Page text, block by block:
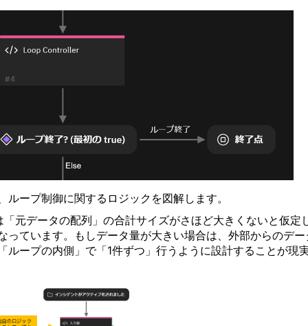
ループ制御に関するロジックを図解します。
「元データの配列」の合計サイズがさほど大きくないと仮定
っています。もしデータ量が大きい場合は、外部からのデー
ループの内側」で「1件ずつ」行うように設計することが現